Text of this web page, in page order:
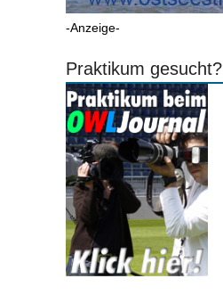
-Anzeige-
Praktikum gesucht?